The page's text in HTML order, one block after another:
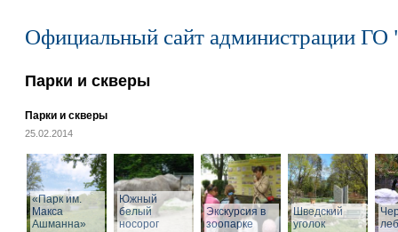
Официальный сайт администрации ГО
Парки и скверы
Парки и скверы
25.02.2014
«Парк им.
Макса
Ашманна»
Южный
белый
носорог
Экскурсия в
зоопарке
Шведский
уголок